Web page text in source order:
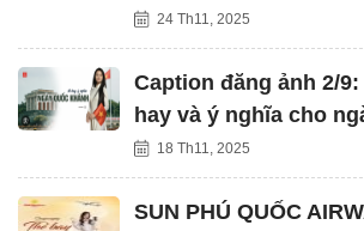
24 Th11, 2025
Caption đăng ảnh 2/
hay và ý nghĩa cho
18 Th11, 2025
SUN PHÚ QUỐC